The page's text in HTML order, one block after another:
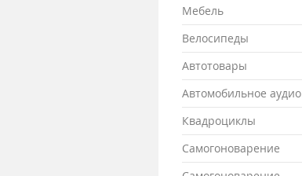
мебель
велосипеды
автотовары
автомобильное аудио
квадроциклы
самогоноварение